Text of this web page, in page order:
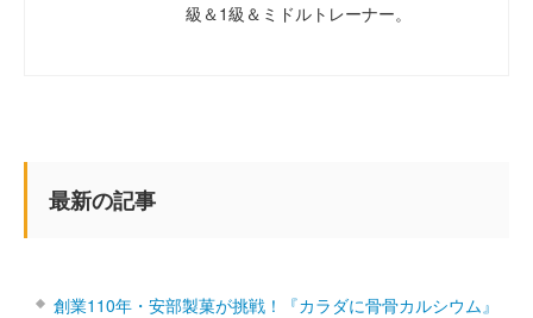
級＆1級＆ミドルトレーナー。
最新の記事
創業110年・安部製菓が挑戦！『カラダに骨骨カルシウム』